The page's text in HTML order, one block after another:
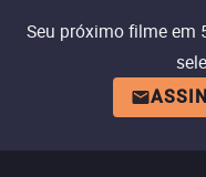
Seu próximo filme em